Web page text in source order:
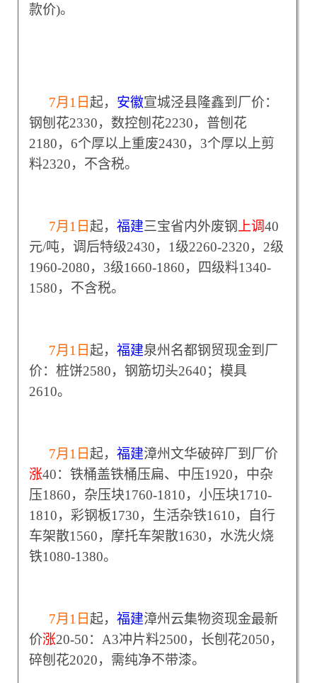
款价)。
7月1日 起， 安徽宣城泾县隆鑫到厂价：
钢刨花2330，数控刨花2230，普刨花
2180，6个厚以上重废2430，3个厚以上剪
料2320，不含税。
7月1日 起， 福建三宝省内外废钢 上调40
元/吨，调后特级2430，1级2260-2320，2级
1960-2080，3级1660-1860，四级料1340-
1580，不含税。
7月1日 起， 福建泉州名都钢贸现金到厂
价：桩饼2580，钢筋切头2640；模具
2610。
7月1日 起， 福建漳州文华破碎厂到厂价
涨40：铁桶盖铁桶压扁、中压1920，中杂
压1860，杂压块1760-1810，小压块1710-
1810，彩钢板1730，生活杂铁1610，自行
车架散1560，摩托车架散1630，水洗火烧
铁1080-1380。
7月1日 起， 福建漳州云集物资现金最新
价涨20-50：A3冲片料2500，长刨花2050，
碎刨花2020，需纯净不带漆。